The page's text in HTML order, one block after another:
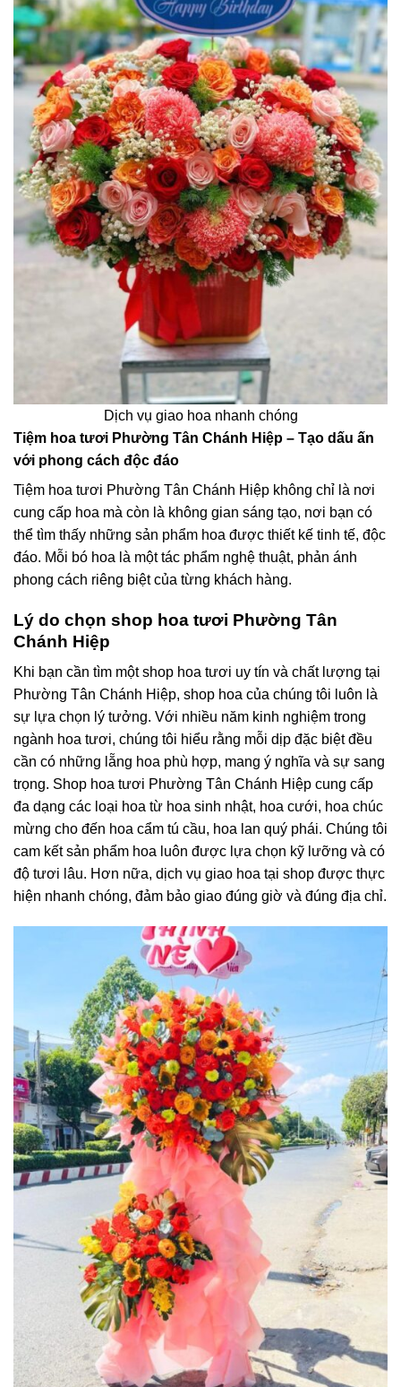
Dịch vụ giao hoa nhanh chóng
Tiệm hoa tươi Phường Tân Chánh Hiệp – Tạo dấu ấn
với phong cách độc đáo
Tiệm hoa tươi Phường Tân Chánh Hiệp không chỉ là nơi
cung cấp hoa mà còn là không gian sáng tạo, nơi bạn có
thể tìm thấy những sản phẩm hoa được thiết kế tinh tế, độc
đáo. Mỗi bó hoa là một tác phẩm nghệ thuật, phản ánh
phong cách riêng biệt của từng khách hàng.
Lý do chọn shop hoa tươi Phường Tân
Chánh Hiệp
Khi bạn cần tìm một shop hoa tươi uy tín và chất lượng tại
Phường Tân Chánh Hiệp, shop hoa của chúng tôi luôn là
sự lựa chọn lý tưởng. Với nhiều năm kinh nghiệm trong
ngành hoa tươi, chúng tôi hiểu rằng mỗi dịp đặc biệt đều
cần có những lẵng hoa phù hợp, mang ý nghĩa và sự sang
trọng. Shop hoa tươi Phường Tân Chánh Hiệp cung cấp
đa dạng các loại hoa từ hoa sinh nhật, hoa cưới, hoa chúc
mừng cho đến hoa cẩm tú cầu, hoa lan quý phái. Chúng tôi
cam kết sản phẩm hoa luôn được lựa chọn kỹ lưỡng và có
độ tươi lâu. Hơn nữa, dịch vụ giao hoa tại shop được thực
hiện nhanh chóng, đảm bảo giao đúng giờ và đúng địa chỉ.